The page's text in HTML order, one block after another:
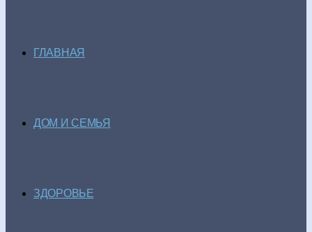
ГЛАВНАЯ
ДОМ И СЕМЬЯ
ЗДОРОВЬЕ